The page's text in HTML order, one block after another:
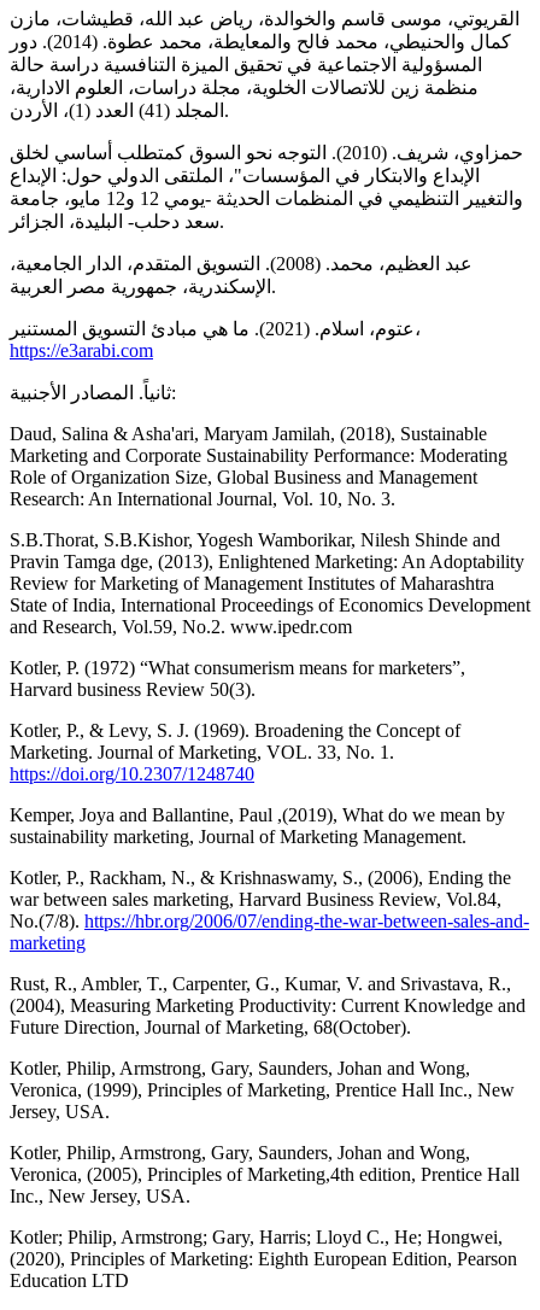
القريوتي، موسى قاسم والخوالدة، رياض عبد الله، قطيشات، مازن
كمال والحنيطي، محمد فالح والمعايطة، محمد عطوة. (2014). دور
المسؤولية الاجتماعية في تحقيق الميزة التنافسية دراسة حالة
منظمة زين للاتصالات الخلوية، مجلة دراسات، العلوم الادارية،
المجلد (41) العدد (1)، الأردن.
حمزاوي، شريف. (2010). التوجه نحو السوق كمتطلب أساسي لخلق
الإبداع والابتكار في المؤسسات"، الملتقى الدولي حول: الإبداع
والتغيير التنظيمي في المنظمات الحديثة -يومي 12 و12 مايو، جامعة
سعد دحلب- البليدة، الجزائر.
عبد العظيم، محمد. (2008). التسويق المتقدم، الدار الجامعية،
الإسكندرية، جمهورية مصر العربية.
عتوم، اسلام. (2021). ما هي مبادئ التسويق المستنير،
https://e3arabi.com
ثانياً. المصادر الأجنبية:
Daud, Salina & Asha'ari, Maryam Jamilah, (2018), Sustainable
Marketing and Corporate Sustainability Performance: Moderating
Role of Organization Size, Global Business and Management
Research: An International Journal, Vol. 10, No. 3.
S.B.Thorat, S.B.Kishor, Yogesh Wamborikar, Nilesh Shinde and
Pravin Tamga dge, (2013), Enlightened Marketing: An Adoptability
Review for Marketing of Management Institutes of Maharashtra
State of India, International Proceedings of Economics Development
and Research, Vol.59, No.2. www.ipedr.com
Kotler, P. (1972) “What consumerism means for marketers”,
Harvard business Review 50(3).
Kotler, P., & Levy, S. J. (1969). Broadening the Concept of
Marketing. Journal of Marketing, VOL. 33, No. 1.
https://doi.org/10.2307/1248740
Kemper, Joya and Ballantine, Paul ,(2019), What do we mean by
sustainability marketing, Journal of Marketing Management.
Kotler, P., Rackham, N., & Krishnaswamy, S., (2006), Ending the
war between sales marketing, Harvard Business Review, Vol.84,
No.(7/8). https://hbr.org/2006/07/ending-the-war-between-sales-and-
marketing
Rust, R., Ambler, T., Carpenter, G., Kumar, V. and Srivastava, R.,
(2004), Measuring Marketing Productivity: Current Knowledge and
Future Direction, Journal of Marketing, 68(October).
Kotler, Philip, Armstrong, Gary, Saunders, Johan and Wong,
Veronica, (1999), Principles of Marketing, Prentice Hall Inc., New
Jersey, USA.
Kotler, Philip, Armstrong, Gary, Saunders, Johan and Wong,
Veronica, (2005), Principles of Marketing,4th edition, Prentice Hall
Inc., New Jersey, USA.
Kotler; Philip, Armstrong; Gary, Harris; Lloyd C., He; Hongwei,
(2020), Principles of Marketing: Eighth European Edition, Pearson
Education LTD